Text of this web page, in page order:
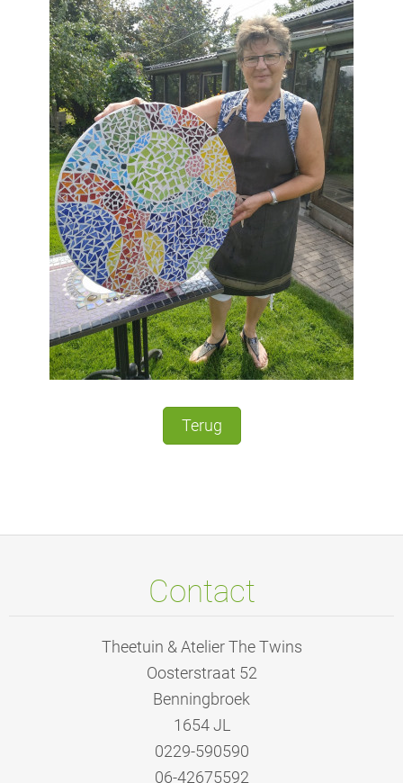
Terug
Contact
Theetuin & Atelier The Twins
Oosterstraat 52
Benningbroek
1654 JL
0229-590590
06-42675592